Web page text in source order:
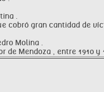
.
cobró gran cantidad de
Molina .
de Mendoza , entre 1910 y